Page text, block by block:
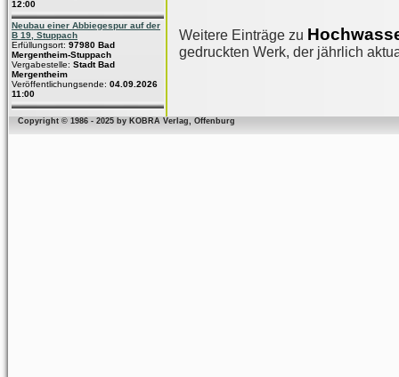
12:00
Neubau einer Abbiegespur auf der
B 19, Stuppach
Erfüllungsort: 97980 Bad
Mergentheim-Stuppach
Vergabestelle: Stadt Bad
Mergentheim
Veröffentlichungsende: 04.09.2026
11:00
Weitere Einträge zu
gedruckten Werk, der jährlich
Copyright © 1986 - 2025 by KOBRA Verlag, Offenburg